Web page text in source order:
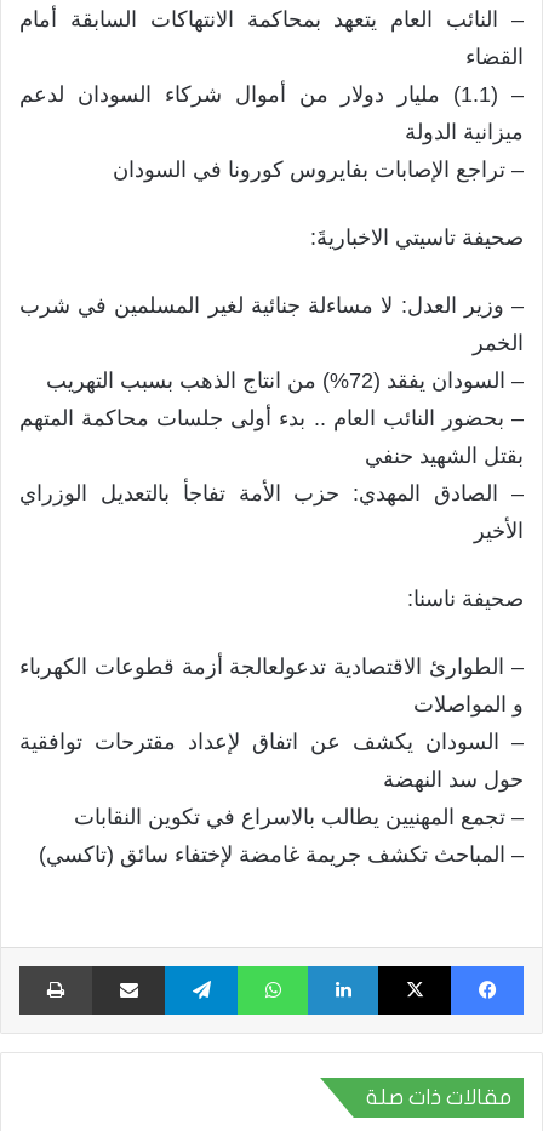
– النائب العام يتعهد بمحاكمة الانتهاكات السابقة أمام
القضاء
– (1.1) مليار دولار من أموال شركاء السودان لدعم
ميزانية الدولة
– تراجع الإصابات بفايروس كورونا في السودان
صحيفة تاسيتي الاخباريةَ:
– وزير العدل: لا مساءلة جنائية لغير المسلمين في شرب
الخمر
– السودان يفقد (72%) من انتاج الذهب بسبب التهريب
– بحضور النائب العام .. بدء أولى جلسات محاكمة المتهم
بقتل الشهيد حنفي
– الصادق المهدي: حزب الأمة تفاجأ بالتعديل الوزراي
الأخير
صحيفة ناسنا:
– الطوارئ الاقتصادية تدعولعالجة أزمة قطوعات الكهرباء
و المواصلات
– السودان يكشف عن اتفاق لإعداد مقترحات توافقية
حول سد النهضة
– تجمع المهنيين يطالب بالاسراع في تكوين النقابات
– المباحث تكشف جريمة غامضة لإختفاء سائق (تاكسي)
فيسبوك X لينكدإن واتساب تيلقرام مشاركة عبر البريد
مقالات ذات صلة